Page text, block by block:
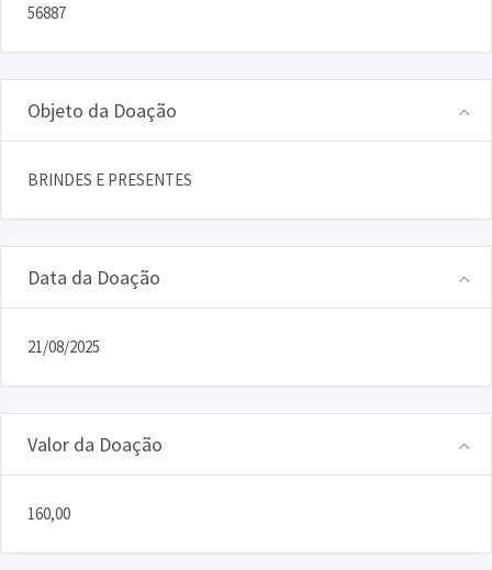
56887
Objeto da Doação
BRINDES E PRESENTES
Data da Doação
21/08/2025
Valor da Doação
160,00